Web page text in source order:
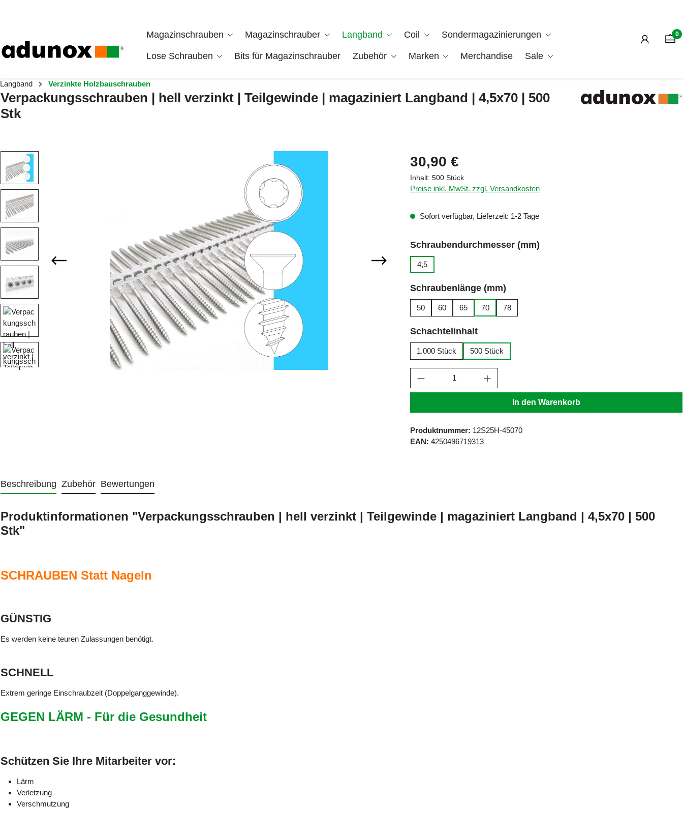
Magazinschrauben Magazinschrauber Langband Coil Sondermagazinierungen
Lose Schrauben Bits für Magazinschrauber Zubehör Marken Merchandise Sale
0
Langband Verzinkte Holzbauschrauben
Verpackungsschrauben | hell verzinkt | Teilgewinde | magaziniert Langband | 4,5x70 | 500
Stk
Bildergalerie überspringen Regulärer Preis:
30,90 €
Inhalt:500 Stück
Preise inkl. MwSt. zzgl. Versandkosten
Sofort verfügbar, Lieferzeit: 1-2 Tage
Schraubendurchmesser (mm)
4,5
Schraubenlänge (mm)
50 60 65 70 78
Schachtelinhaltauswählen
1.000 Stück 500 Stück
Produkt Anzahl: Gib den gewünschten Wert ein
In den Warenkorb
Produktnummer: 12S25H-45070
EAN: 4250496719313
Beschreibung Zubehör Bewertungen
Produktinformationen "Verpackungsschrauben | hell verzinkt | Teilgewinde | magaziniert Langband | 4,5x70 | 500
Stk"
SCHRAUBEN Statt Nageln
GÜNSTIG
Es werden keine teuren Zulassungen benötigt.
SCHNELL
Extrem geringe Einschraubzeit (Doppelganggewinde).
GEGEN LÄRM - Für die Gesundheit
Schützen Sie Ihre Mitarbeiter vor:
Lärm
Verletzung
Verschmutzung